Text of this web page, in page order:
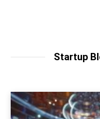
Startup